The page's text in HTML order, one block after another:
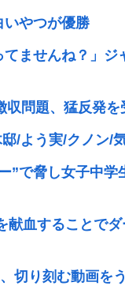
いやつが優勝
ませんね？」
問題、猛反発
/よう実/クノン
”で脅し女子中
献血することで
切り刻む動画を